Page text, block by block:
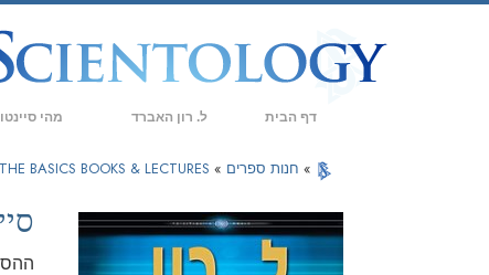
דף הבית ל. רון האברד מהי
מה
» חנות ספרים »
THE BASICS BOOKS & LECTURES